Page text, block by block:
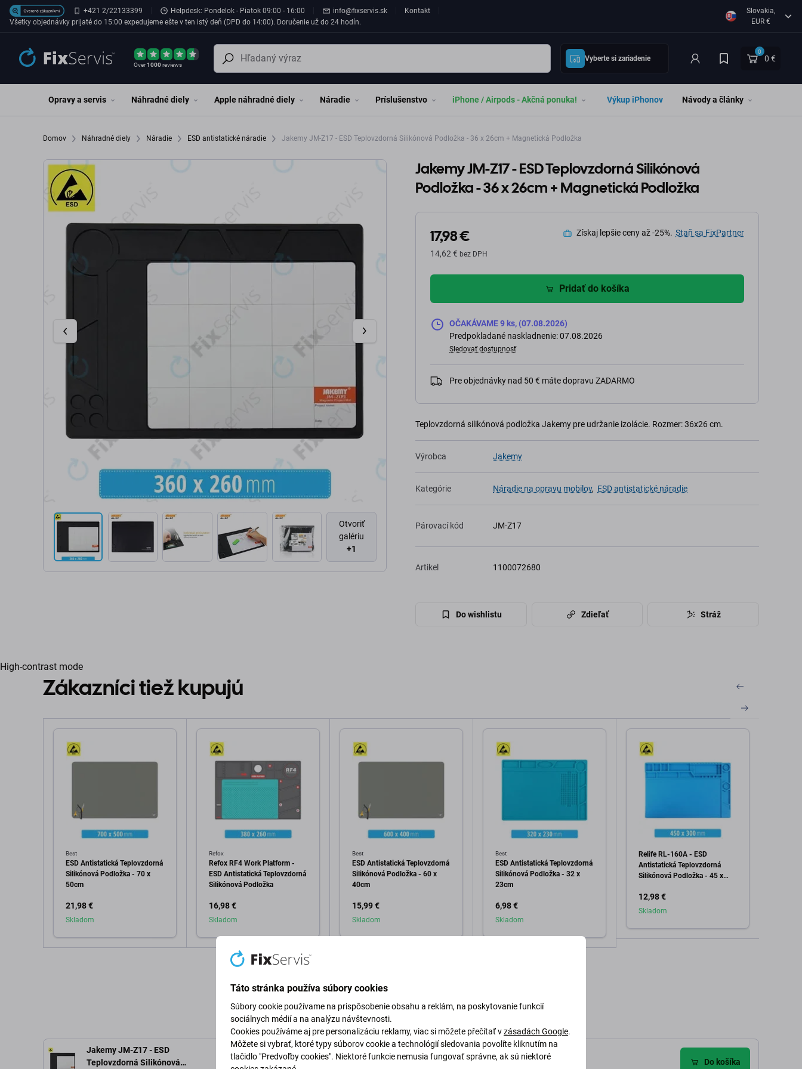
Preskočiť na hlavný obsah+421 2/22133399 Helpdesk: Pondelok - Piatok 09:00 - 16:00 info@fixservis.sk
Kontakt
Všetky objednávky prijaté do 15:00 expedujeme ešte v ten istý deň (DPD do 14:00). Doručenie už do 24 hodín.
Slovakia,
EUR €
Over1000reviews
Vyberte si zariadenie
0
0 €
Opravy a servis Náhradné diely Apple náhradné diely Náradie Príslušenstvo iPhone / Airpods - Akčná ponuka! Výkup iPhonov Návody a články
Domov Náhradné diely Náradie ESD antistatické náradie Jakemy JM-Z17 - ESD Teplovzdorná Silikónová Podložka - 36 x 26cm + Magnetická Podložka
Otvoriť
galériu
+1
Jakemy JM-Z17 - ESD Teplovzdorná Silikónová
Podložka - 36 x 26cm + Magnetická Podložka
17,98 €
14,62 € bez DPH
Získaj lepšie ceny až -25%. Staň sa FixPartner
Pridať do košíka
OČAKÁVAME 9 ks, (07.08.2026)
Predpokladané naskladnenie: 07.08.2026
Sledovať dostupnosť
Pre objednávky nad 50 € máte dopravu ZADARMO
Teplovzdorná silikónová podložka Jakemy pre udržanie izolácie. Rozmer: 36x26 cm.
Výrobca Jakemy
Kategórie Náradie na opravu mobilov, ESD antistatické náradie
Párovací kód JM-Z17
Artikel 1100072680
Do wishlistu Zdieľať Stráž
High-contrast mode
Zákazníci tiež kupujú
Best
ESD Antistatická Teplovzdorná
Silikónová Podložka - 70 x
50cm
21,98 €
Skladom
Pridať do košíka
Refox
Refox RF4 Work Platform -
ESD Antistatická Teplovzdorná
Silikónová Podložka
16,98 €
Skladom
Best
ESD Antistatická Teplovzdorná
Silikónová Podložka - 60 x
40cm
15,99 €
Skladom
Best
ESD Antistatická Teplovzdorná
Silikónová Podložka - 32 x
23cm
6,98 €
Skladom
Relife RL-160A - ESD
Antistatická Teplovzdorná
Silikónová Podložka - 45 x
12,98 €
Skladom
Jakemy JM-Z17 - ESD
Teplovzdorná Silikónová
Popis a špecifikácia Doprava a vrátenie Do košíka
Táto stránka používa súbory cookies
Súbory cookie používame na prispôsobenie obsahu a reklám, na poskytovanie funkcií
sociálnych médií a na analýzu návštevnosti.
Cookies používáme aj pre personalizáciu reklamy, viac si môžete přečítať vzásadách Google.
Môžete si vybrať, ktoré typy súborov cookie a technológií sledovania povolíte kliknutím na
tlačidlo "Predvoľby cookies". Niektoré funkcie nemusia fungovať správne, ak sú niektoré